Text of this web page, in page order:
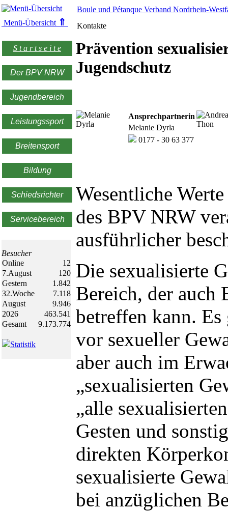
Menü-Übersicht ⇑
S t a r t s e i t e
Der BPV NRW
Jugendbereich
Leistungssport
Breitensport
Bildung
Schiedsrichter
Servicebereich
Besucher
Online
12
7.August
120
Gestern
1.842
32.Woche
7.118
August
9.946
2026
463.541
Gesamt
9.173.774
Statistik
Boule und Pétanque Verband Nordrhein-
Kontakte
Prävention
Jugendschutz
Ansprechpartnerin
Melanie Dyrla
0177 - 30 63 377
Wesentliche
des BPV NRW
ausführlicher
Die sexualisierte
Bereich, der auch
betreffen kann.
vor sexueller
aber auch im
„sexualisierten
„alle
Gesten und
direkten
sexualisierte
bei anzüglichen